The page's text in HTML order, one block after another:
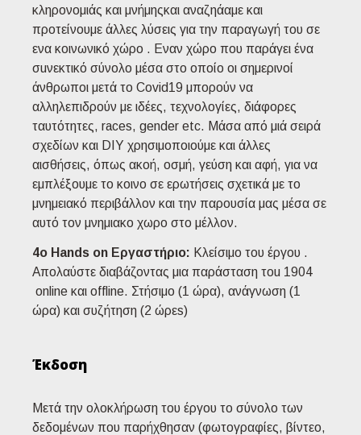
κληρονομιάς και μνήμηςκαι αναζηάαμε και
προτείνουμε άλλες λύσεις για την παραγωγή του σε
ενα κοινωνικό χώρο . Εναν χώρο που παράγει ένα
σuνεκτικό σύνολο μέσα στο οποίο οι σημερινοί
άνθρωποι μετά το Covid19 μπορούν να
αλληλεπιδρούν με ιδέες, τεχνολογίες, διάφορες
ταυτότητες, races, gender etc. Μάσα από μιά σειρά
σχεδίων και DIY χρησιμοποιούμε και άλλες
αισθήσεις, όπως ακοή, οσμή, γεύση και αφή, για να
εμπλέξουμε το κοινο σε ερωτήσεις σχετικά με το
μνημειακό περιβάλλον και την παρουσία μας μέσα σε
αυτό τον μνημιακο χωρο στο μέλλον.
4ο Hands on Εργαστήριo: Κλείσιμο του έργου .
Απολαύστε διαβάζοντας μια παράσταση τοu 1904
online και offline. Στήσιμο (1 ώρα), ανάγνωση (1
ώρα) και συζήτηση (2 ώρεs)
Έκδοση
Μετά την ολοκλήρωση του έργου το σύνολο των
δεδομένων που παρήχθησαν (φωτογραφίες, βίντεο,